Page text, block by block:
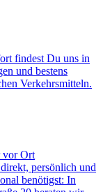
findest Du uns in
und bestens
Verkehrsmitteln.
vor Ort
persönlich und
benötigst: In